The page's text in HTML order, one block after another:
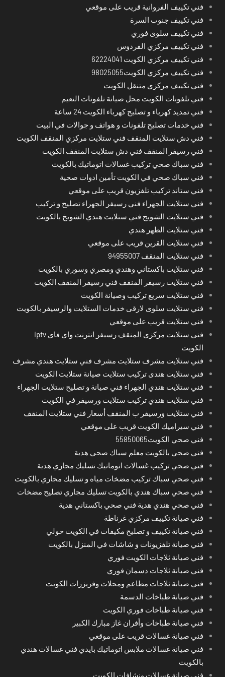
فني تكييف الفروانية قريب على موقعي
فني تكييف جنوب السرة
فني تكييف سلوى فوري
فني تكييف مركزي الفردوس
فني تكييف مركزي الكويت 62224041
فني تكييف مركزي الكويت98025055
فني تكييف مركزي متنقل الكويت
فني تلفونات الكويت محل صيانة تلفونات النعيم
فني تمديد كهرباء و تصليح كهرباء الكويت 24 ساعة
فني خدمات تصليح تلفونات و هواتف و جوالات في البيت
فني دش ستلايت المنقف فني ستلايت مركزي المنقف الكويت
فني رسيفر المنقف فني دش ستلايت المنقف الكويت
فني سباك صحي تركيب غسالات اتوماتيك بالكويت
فني سباك صحي في الكويت تأمين ادوات صحية
فني ستاند تركيب تلفزيون قريب على موقعي
فني ستلايت الجهراء فني رسيفر الجهراء تصليح و تركيب
فني ستلايت الشويخ فني ستلايت هندي الشويخ بالكويت
فني ستلايت الظهر هندي
فني ستلايت القرين قريب على موقعي
فني ستلايت المنقف 94955007
فني ستلايت باكستاني وهندي ومصري وسوري بالكويت
فني ستلايت رسيفر المنقف فني رسيفر المنقف الكويت
فني ستلايت سريع تركيب وصيانة الكويت
فني ستلايت سلوى لارقى خدمات الستلايت والرسيفر بالكويت
فني ستلايت قريب على موقعي
فني ستلايت مركزي المنقف رسيفر انترنت واي فاي iptv
الكويت
فني ستلايت مشرف ستلايت مشرف فني ستلايت هندي مشرف
فني ستلايت هندى تركيب ستلايت صيانة ستلايت الكويت
فني ستلايت هندي الجهراء فني صيانة و تصليح ستلايت الجهراء
فني ستلايت هندي تركيب ستلايت ورسيفر في الكويت
فني ستلايت ورسيفر ب المنقف أسعار فني ستلايت المنقف
فني سيراميك الكويت قريب على موقعي
فني صحي الكويت55850065
فني صحي بالكويت معلم سباك صحي هدية
فني صحي تركيب غسالات اتوماتيك تسليك مجاري هدية
فني صحي سباك تركيب مضخات مياه و تسليك مجاري بالكويت
فني صحي سباك هندي بالكويت تسليك مجاري تصليح مضخات
فني صحي هندي هدية فني صحي باكستاني هدية
فني صيانة تكييف مركزي غرناطة
فني صيانة تكييف و تصليح مكيفات في الكويت حولي
فني صيانة تلفزيونات و شاشات في المنزل بالكويت
فني صيانة ثلاجات الكويت فوري
فني صيانة ثلاجات دسمان فوري
فني صيانة ثلاجات مطاعم ومحلات وفريزرات الكويت
فني صيانة طباخات الدسمة
فني صيانة طباخات فوري الكويت
فني صيانة طباخات وأفران غاز مبارك الكبير
فني صيانة غسالات قريب على موقعي
فني صيانة غسالات ملابس اتوماتيك بايدي فني غسالات هندي
بالكويت
فني صيانة غسالات ونشافات الكويت